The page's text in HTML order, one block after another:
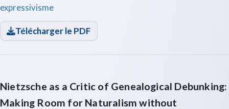
expressivisme
Télécharger le PDF
Nietzsche as a Critic of Genealogical Debunking:
Making Room for Naturalism without